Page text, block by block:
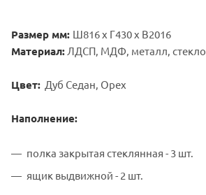
Размер мм: Ш816 х Г430 х В2016
Материал: ЛДСП, МДФ, металл, стекло
Цвет: Дуб Седан, Орех
Наполнение:
полка закрытая стеклянная - 3 шт.
ящик выдвижной - 2 шт.